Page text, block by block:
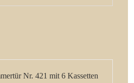
Nr. 421 mit 6 Kassetten